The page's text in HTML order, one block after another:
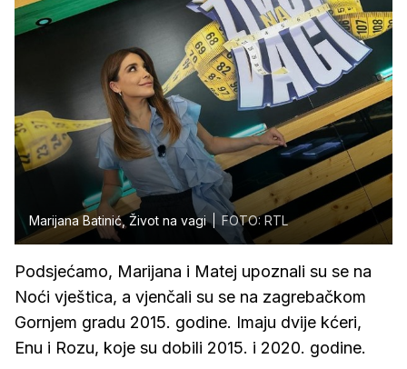
Marijana Batinić, Život na vagi FOTO: RTL
Podsjećamo, Marijana i Matej upoznali su se na
Noći vještica, a vjenčali su se na zagrebačkom
Gornjem gradu 2015. godine. Imaju dvije kćeri,
Enu i Rozu, koje su dobili 2015. i 2020. godine.